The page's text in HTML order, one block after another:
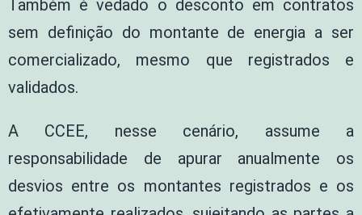
Também é vedado o desconto em contratos
sem definição do montante de energia a ser
comercializado, mesmo que registrados e
validados.
A CCEE, nesse cenário, assume a
responsabilidade de apurar anualmente os
desvios entre os montantes registrados e os